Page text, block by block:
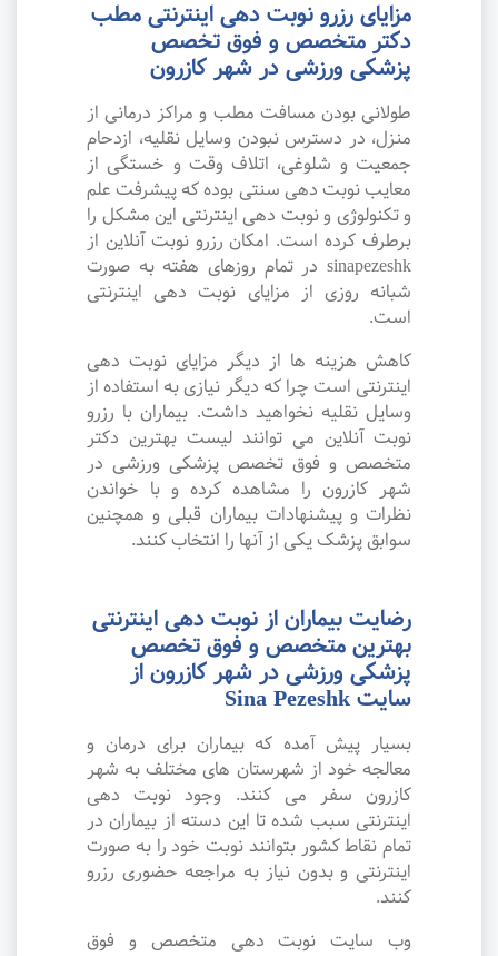
مزایای رزرو نوبت دهی اینترنتی مطب
دکتر متخصص و فوق تخصص
پزشکی ورزشی در شهر کازرون
طولانی بودن مسافت مطب و مراکز درمانی از
منزل، در دسترس نبودن وسایل نقلیه، ازدحام
جمعیت و شلوغی، اتلاف وقت و خستگی از
معایب نوبت دهی سنتی بوده که پیشرفت علم
و تکنولوژی و نوبت دهی اینترنتی این مشکل را
برطرف کرده است. امکان رزرو نوبت آنلاین از
sinapezeshk در تمام روزهای هفته به صورت
شبانه روزی از مزایای نوبت دهی اینترنتی
است.
کاهش هزینه ها از دیگر مزایای نوبت دهی
اینترنتی است چرا که دیگر نیازی به استفاده از
وسایل نقلیه نخواهید داشت. بیماران با رزرو
نوبت آنلاین می توانند لیست بهترین دکتر
متخصص و فوق تخصص پزشکی ورزشی در
شهر کازرون را مشاهده کرده و با خواندن
نظرات و پیشنهادات بیماران قبلی و همچنین
سوابق پزشک یکی از آنها را انتخاب کنند.
رضایت بیماران از نوبت دهی اینترنتی
بهترین متخصص و فوق تخصص
پزشکی ورزشی در شهر کازرون از
سایت Sina Pezeshk
بسیار پیش آمده که بیماران برای درمان و
معالجه خود از شهرستان های مختلف به شهر
کازرون سفر می کنند. وجود نوبت دهی
اینترنتی سبب شده تا این دسته از بیماران در
تمام نقاط کشور بتوانند نوبت خود را به صورت
اینترنتی و بدون نیاز به مراجعه حضوری رزرو
کنند.
وب سایت نوبت دهی متخصص و فوق